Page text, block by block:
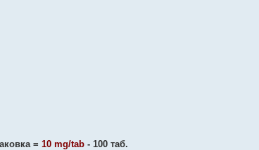
= 10 mg/tab - 100 таб.